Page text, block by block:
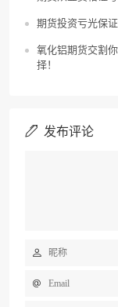
期货投资亏光保
氧化铝期货交割
择！
发布评论